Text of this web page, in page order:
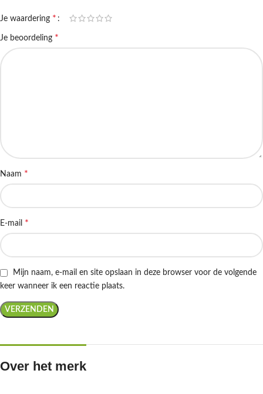
Je waardering *
Je beoordeling *
Naam *
E-mail *
Mijn naam, e-mail en site opslaan in deze browser voor de volgende
keer wanneer ik een reactie plaats.
Over het merk